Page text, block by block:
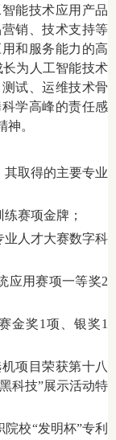
能技术应用产品
销、技术支持等
和服务能力的高
为人工智能技术
试、运维技术骨
学高峰的责任感
。
其取得的主要专业
赛项金牌；
业人才大赛数字科
应用赛项一等奖2
金奖1项、银奖1
项目荣获第十八
科技”展示活动特
校“发明杯”专利